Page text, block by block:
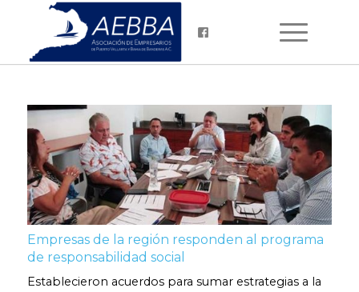
Empresas de la región responden al programa
de responsabilidad social
Establecieron acuerdos para sumar estrategias a la